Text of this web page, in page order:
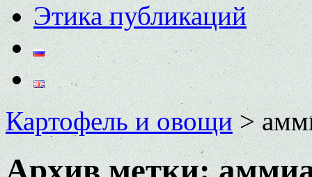
Этика публикаций
Картофель и овощи>